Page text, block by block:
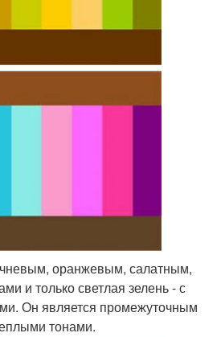
оранжевым, салатным,
и только светлая зелень - с
Он является промежуточным
тонами.